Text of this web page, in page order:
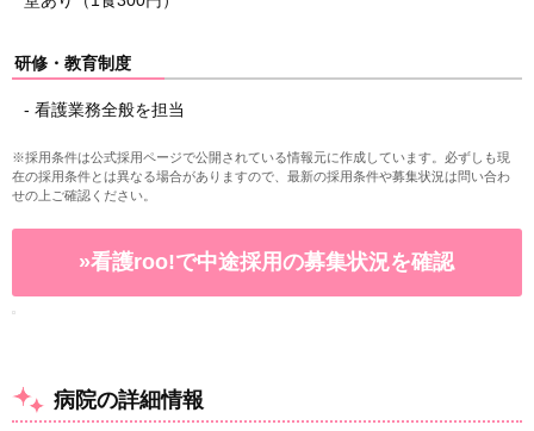
研修・教育制度
- 看護業務全般を担当
※採用条件は公式採用ページで公開されている情報元に作成しています。必ずしも現
在の採用条件とは異なる場合がありますので、最新の採用条件や募集状況は問い合わ
せの上ご確認ください。
»看護roo!で中途採用の募集状況を確認
病院の詳細情報